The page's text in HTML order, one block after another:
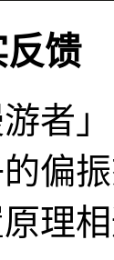
馈
游者
偏
理